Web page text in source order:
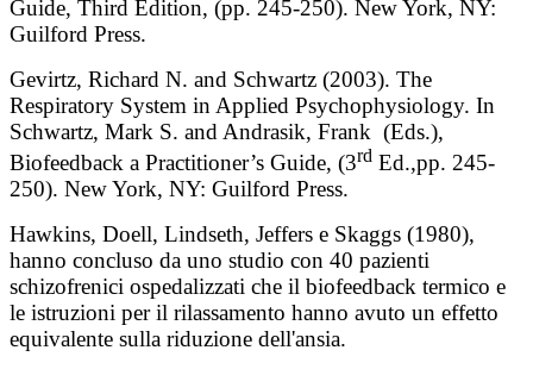
Guide, Third Edition, (pp. 245-250). New York, NY:
Guilford Press.
Gevirtz, Richard N. and Schwartz (2003). The
Respiratory System in Applied Psychophysiology. In
Schwartz, Mark S. and Andrasik, Frank (Eds.),
Biofeedback a Practitioner’s Guide, (3rd Ed.,pp. 245-
250). New York, NY: Guilford Press.
Hawkins, Doell, Lindseth, Jeffers e Skaggs (1980),
hanno concluso da uno studio con 40 pazienti
schizofrenici ospedalizzati che il biofeedback termico e
le istruzioni per il rilassamento hanno avuto un effetto
equivalente sulla riduzione dell'ansia.